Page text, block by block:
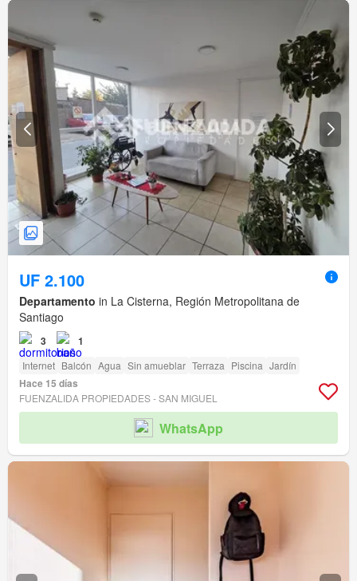
UF 2.100
Departamento in La Cisterna, Región Metropolitana de
Santiago
3 1
Internet Balcón Agua Sin amueblar Terraza Piscina Jardín
Hace 15 días
FUENZALIDA PROPIEDADES - SAN MIGUEL
WhatsApp